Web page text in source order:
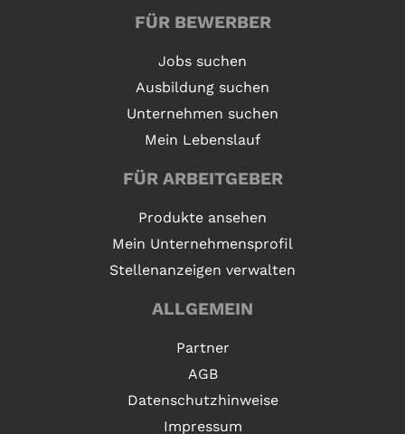
FÜR BEWERBER
Jobs suchen
Ausbildung suchen
Unternehmen suchen
Mein Lebenslauf
FÜR ARBEITGEBER
Produkte ansehen
Mein Unternehmensprofil
Stellenanzeigen verwalten
ALLGEMEIN
Partner
AGB
Datenschutzhinweise
Impressum